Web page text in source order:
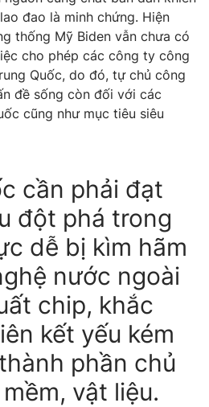
đao là minh chứng. Hiện
thống Mỹ Biden vẫn chưa có
cho phép các công ty công
Quốc, do đó, tự chủ công
đề sống còn đối với các
cũng như mục tiêu siêu
cần phải đạt
đột phá trong
dễ bị kìm hãm
nước ngoài
chip, khắc
kết yếu kém
phần chủ
vật liệu.